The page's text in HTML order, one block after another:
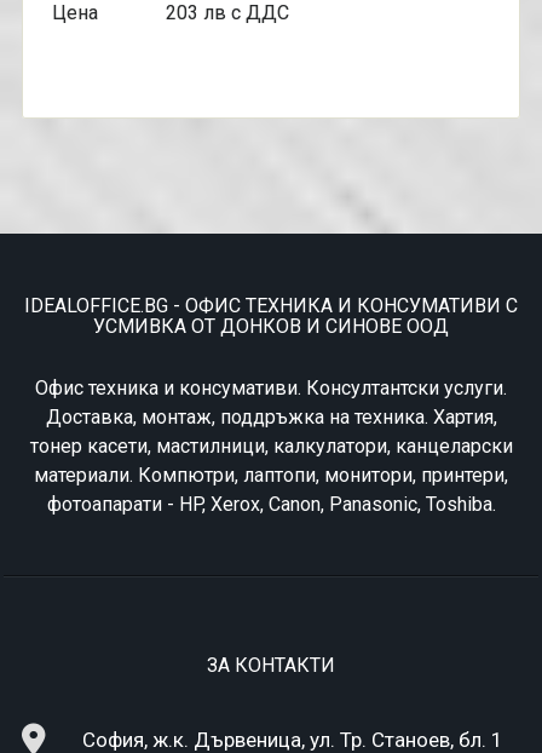
Цена 203 лв с ДДС
IDEALOFFICE.BG - ОФИС ТЕХНИКА И КОНСУМАТИВИ С
УСМИВКА ОТ ДОНКОВ И СИНОВЕ ООД
Офис техника и консумативи. Консултантски услуги.
Доставка, монтаж, поддръжка на техника. Хартия,
тонер касети, мастилници, калкулатори, канцеларски
материали. Компютри, лаптопи, монитори, принтери,
фотоапарати - HP, Xerox, Canon, Panasonic, Toshiba.
ЗА КОНТАКТИ
София, ж.к. Дървеница, ул. Тр. Станоев, бл. 1